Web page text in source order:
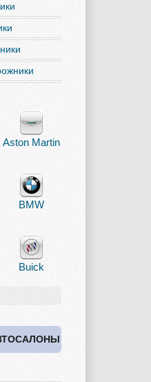
Aston Martin
BMW
Buick
Chevrolet